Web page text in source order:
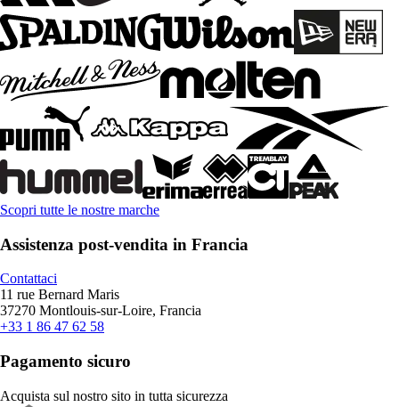
Scopri tutte le nostre marche
Assistenza post-vendita in Francia
Contattaci
11 rue Bernard Maris
37270 Montlouis-sur-Loire, Francia
+33 1 86 47 62 58
Pagamento sicuro
Acquista sul nostro sito in tutta sicurezza